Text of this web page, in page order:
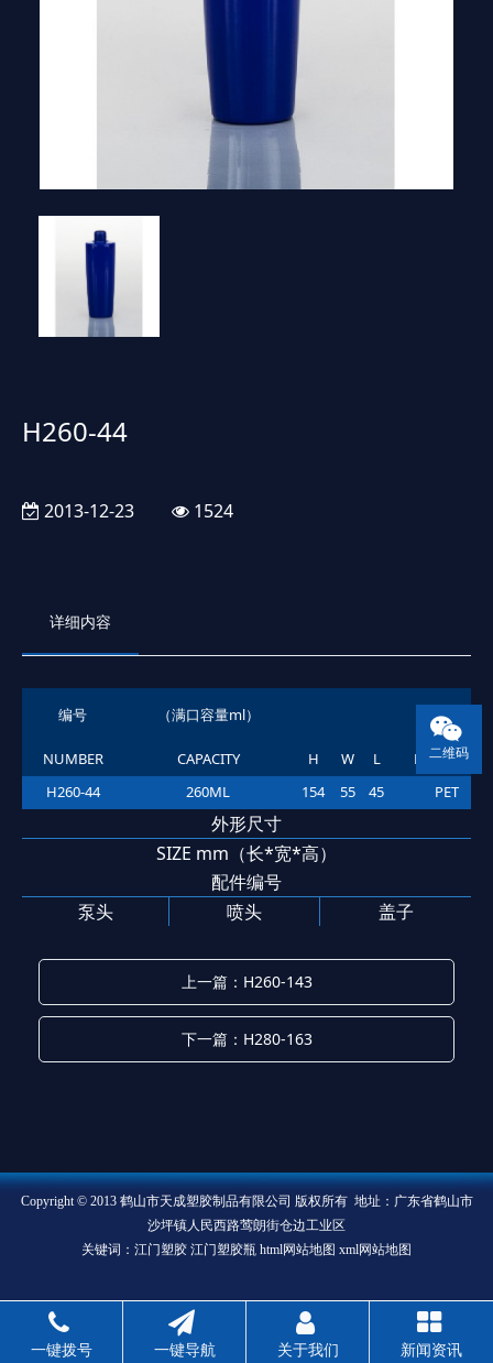
H260-44
2013-12-23 1524
详细内容
编号 （满口容量ml） 材质
NUMBER CAPACITY H W L
MATERIAL
H260-44
260ML 154 55 45 PET
外形尺寸
SIZE mm（长*宽*高）
配件编号
泵头
喷头 盖子
上一篇：H260-143
下一篇：H280-163
Copyright © 2013 鹤山市天成塑胶制品有限公司 版权所有 地址：广东省鹤山市
沙坪镇人民西路莺朗街仓边工业区
关键词：江门塑胶 江门塑胶瓶 html网站地图 xml网站地图
一键拨号 一键导航 关于我们 新闻资讯
二维码